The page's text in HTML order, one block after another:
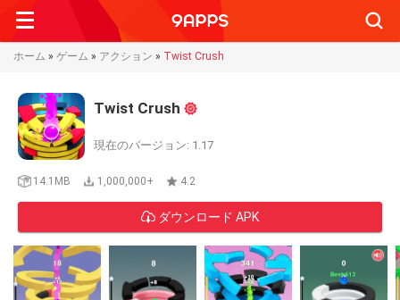
ホーム » ゲーム » アクション » Twist Crush
Twist Crush
現在のバージョン: 1.17
14.1MB 1,000,000+ 4.2
ダウンロード APK